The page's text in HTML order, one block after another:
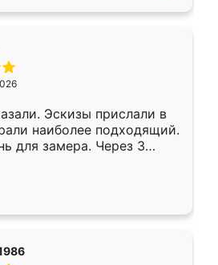
Эскизы прислали в
наиболее подходящий.
для замера. Через 3
уже готова. Остались
Спасибо Ренессанс
работу!